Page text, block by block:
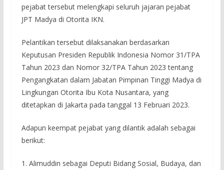
pejabat tersebut melengkapi seluruh jajaran pejabat
JPT Madya di Otorita IKN.
Pelantikan tersebut dilaksanakan berdasarkan
Keputusan Presiden Republik Indonesia Nomor 31/TPA
Tahun 2023 dan Nomor 32/TPA Tahun 2023 tentang
Pengangkatan dalam Jabatan Pimpinan Tinggi Madya di
Lingkungan Otorita Ibu Kota Nusantara, yang
ditetapkan di Jakarta pada tanggal 13 Februari 2023.
Adapun keempat pejabat yang dilantik adalah sebagai
berikut:
1. Alimuddin sebagai Deputi Bidang Sosial, Budaya, dan